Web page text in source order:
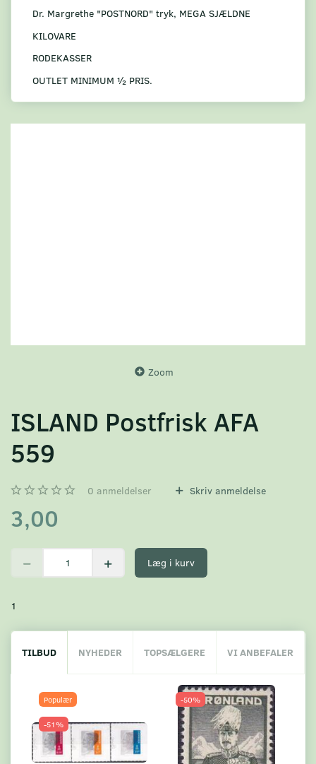
Dr. Margrethe "POSTNORD" tryk, MEGA SJÆLDNE
KILOVARE
RODEKASSER
OUTLET MINIMUM ½ PRIS.
Zoom
ISLAND Postfrisk AFA
559
0 anmeldelser Skriv anmeldelse
3,00
Læg i kurv
1
TILBUD NYHEDER TOPSÆLGERE VI ANBEFALER
Populær
-51%
-50%